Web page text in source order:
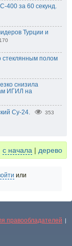
400 за 60 секунд.
Турции и
170
стеклянным полом
снизила
ИГИЛ на
Су-24. 353
с начала | дерево
или
правообладателей |